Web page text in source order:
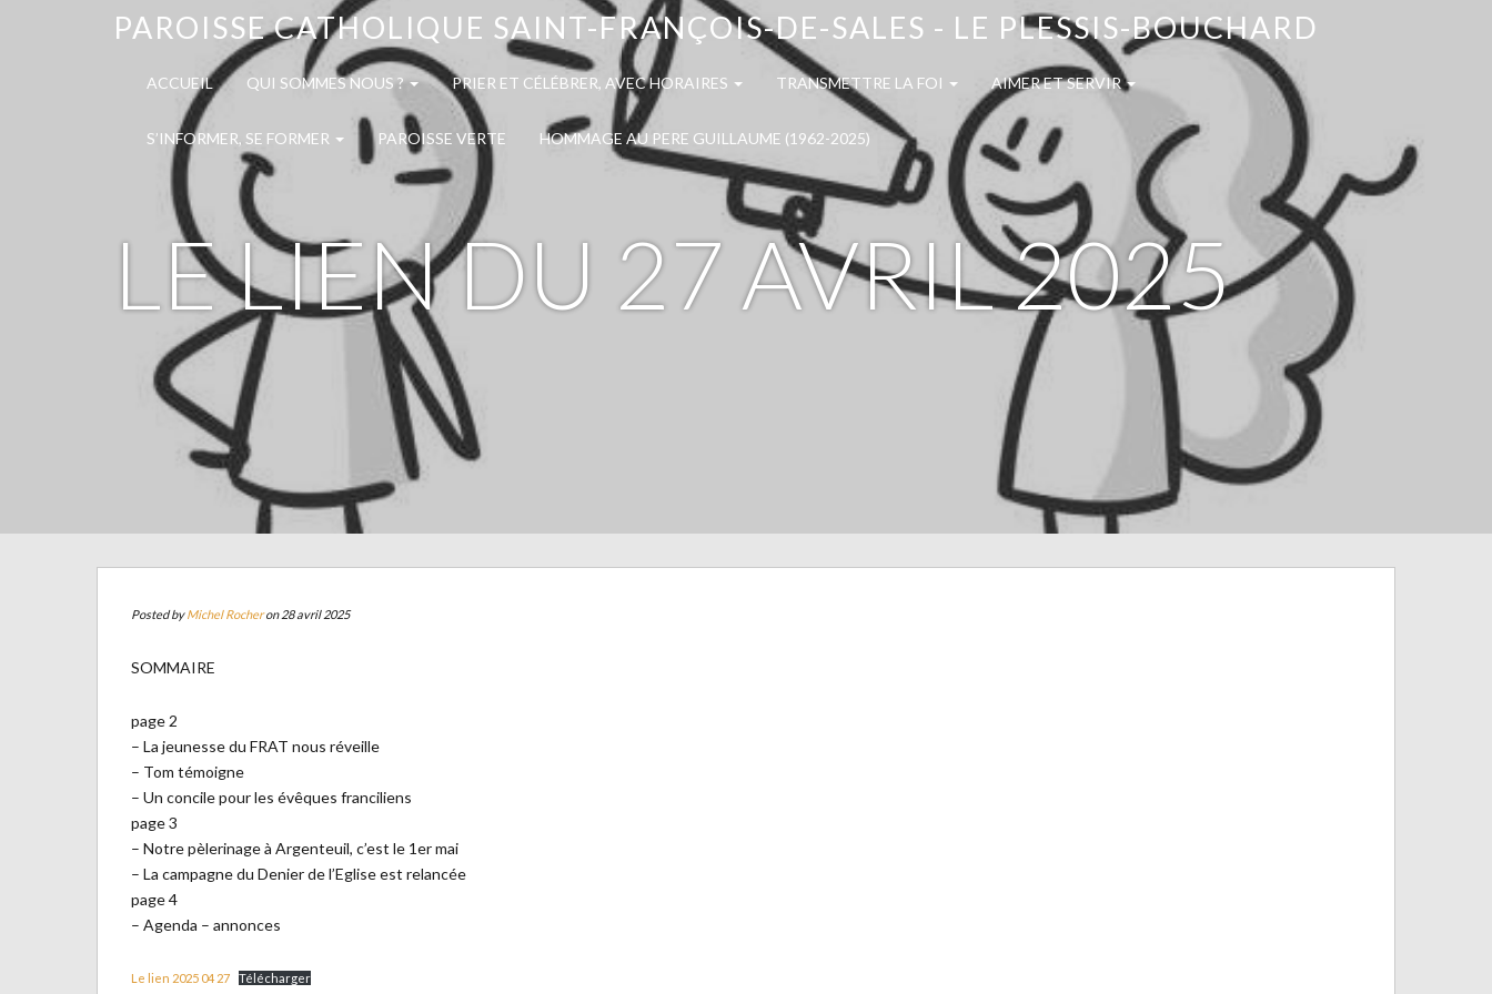
PAROISSE CATHOLIQUE SAINT-FRANÇOIS-DE-SALES - LE PLESSIS-BOUCHARD
ACCUEIL QUI SOMMES NOUS ? PRIER ET CÉLÉBRER, AVEC HORAIRES TRANSMETTRE LA FOI AIMER ET SERVIR
S’INFORMER, SE FORMER PAROISSE VERTE HOMMAGE AU PERE GUILLAUME (1962-2025)
LE LIEN DU 27 AVRIL 2025
Posted byMichel Rocheron 28 avril 2025
SOMMAIRE
page 2
– La jeunesse du FRAT nous réveille
– Tom témoigne
– Un concile pour les évêques franciliens
page 3
– Notre pèlerinage à Argenteuil, c’est le 1er mai
– La campagne du Denier de l’Eglise est relancée
page 4
– Agenda – annonces
Le lien 2025 04 27 Télécharger